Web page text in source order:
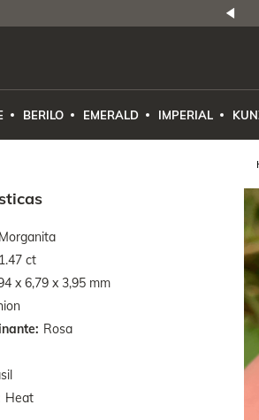
BERILO EMERALD IMPERIAL
Morganita
1.47 ct
x 6,79 x 3,95 mm
Rosa
Heat